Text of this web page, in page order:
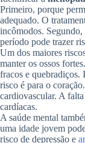
Primeiro, porque
adequado. O
incômodos.
período pode trazer
Um dos maiores
manter os ossos
fracos e quebradiços.
risco é para o
cardiovascular. A
cardíacas.
A saúde mental
uma idade jovem
risco de depressão e